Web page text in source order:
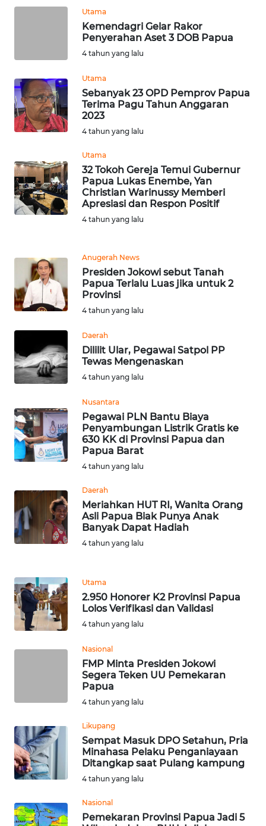
Utama
Kemendagri Gelar Rakor
Penyerahan Aset 3 DOB Papua
4 tahun yang lalu
Utama
Sebanyak 23 OPD Pemprov Papua
Terima Pagu Tahun Anggaran
2023
4 tahun yang lalu
Utama
32 Tokoh Gereja Temui Gubernur
Papua Lukas Enembe, Yan
Christian Warinussy Memberi
Apresiasi dan Respon Positif
4 tahun yang lalu
Anugerah News
Presiden Jokowi sebut Tanah
Papua Terlalu Luas jika untuk 2
Provinsi
4 tahun yang lalu
Daerah
Dililit Ular, Pegawai Satpol PP
Tewas Mengenaskan
4 tahun yang lalu
Nusantara
Pegawai PLN Bantu Biaya
Penyambungan Listrik Gratis ke
630 KK di Provinsi Papua dan
Papua Barat
4 tahun yang lalu
Daerah
Meriahkan HUT RI, Wanita Orang
Asli Papua Biak Punya Anak
Banyak Dapat Hadiah
4 tahun yang lalu
Utama
2.950 Honorer K2 Provinsi Papua
Lolos Verifikasi dan Validasi
4 tahun yang lalu
Nasional
FMP Minta Presiden Jokowi
Segera Teken UU Pemekaran
Papua
4 tahun yang lalu
Likupang
Sempat Masuk DPO Setahun, Pria
Minahasa Pelaku Penganiayaan
Ditangkap saat Pulang kampung
4 tahun yang lalu
Nasional
Pemekaran Provinsi Papua Jadi 5
NIAS
WN
LANGKAT
TAPANULI
SELATAN
WN
WN
KARO
WN
WN
LABUHANBATU
TAPANULI
TENGAH
WN DELI
TEBING
TINGGI
WN
KARAWANG
WN
BOGOR
WN
DEPOK
WN
UTARA